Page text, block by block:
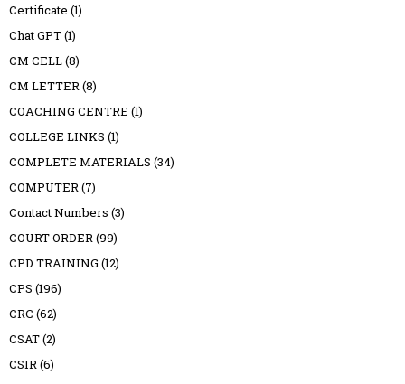
Certificate (1)
Chat GPT(1)
CM CELL(8)
CM LETTER(8)
COACHING CENTRE (1)
COLLEGE LINKS (1)
COMPLETE MATERIALS (34)
COMPUTER(7)
Contact Numbers (3)
COURT ORDER(99)
CPD TRAINING (12)
CPS (196)
CRC (62)
CSAT(2)
CSIR(6)